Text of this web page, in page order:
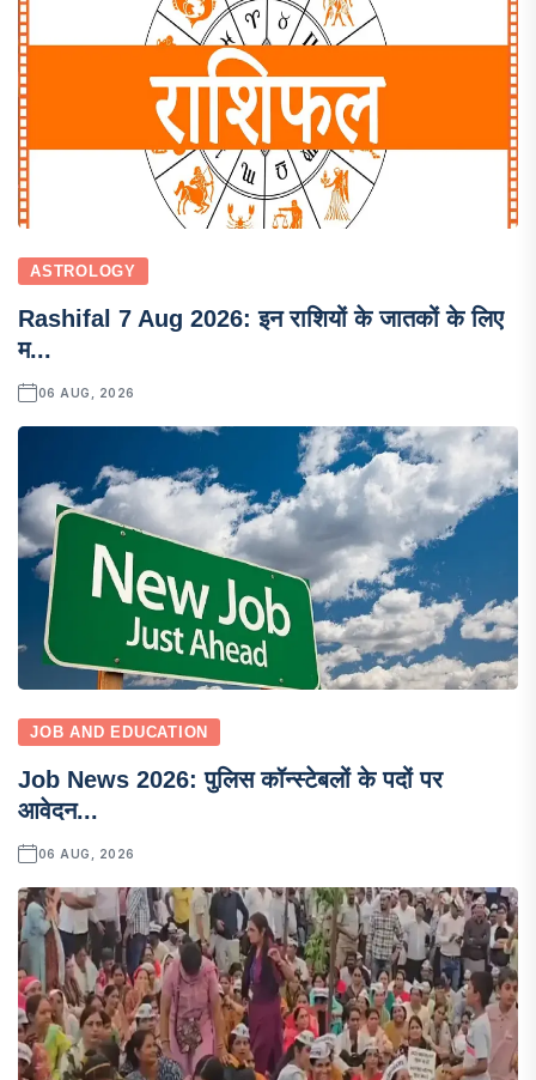
ASTROLOGY
Rashifal 7 Aug 2026: इन राशियों के जातकों के लिए
म...
06 AUG, 2026
JOB AND EDUCATION
Job News 2026: पुलिस कॉन्स्टेबलों के पदों पर
आवेदन...
06 AUG, 2026